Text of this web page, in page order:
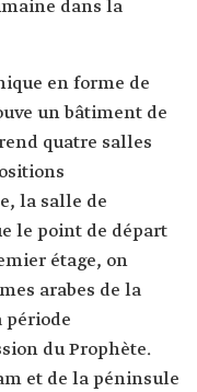
dans la
en forme de
un bâtiment de
quatre salles
la salle de
le point de départ
étage, on
arabes de la
période
du Prophète.
et de la péninsule